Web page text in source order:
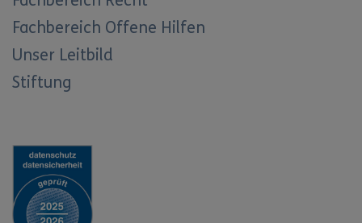
Fachbereich Offene Hilfen
Unser Leitbild
Stiftung